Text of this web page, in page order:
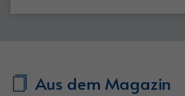
Aus dem Magazin